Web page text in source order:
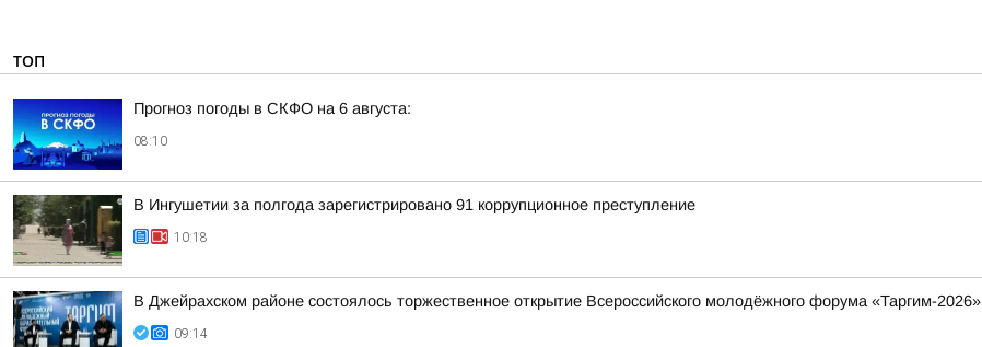
ТОП
Прогноз погоды в СКФО на 6 августа:
08:10
В Ингушетии за полгода зарегистрировано 91 коррупционное преступление
10:18
В Джейрахском районе состоялось торжественное открытие Всероссийского молодёжного форума «Таргим-2026»
09:14